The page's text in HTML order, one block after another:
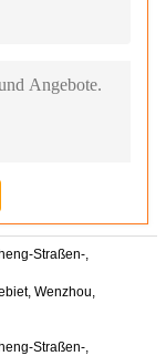
Straßen-,
Wenzhou,
Straßen-,